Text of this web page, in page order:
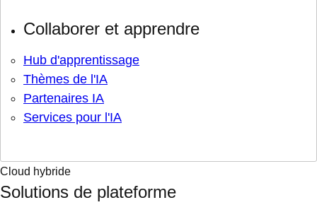
Collaborer et apprendre
Hub d'apprentissage
Thèmes de l'IA
Partenaires IA
Services pour l'IA
Cloud hybride
Solutions de plateforme